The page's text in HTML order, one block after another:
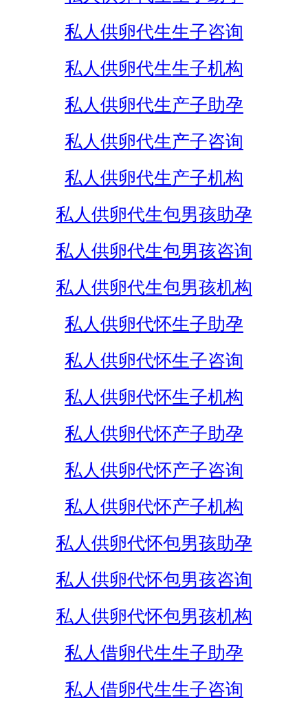
私人供卵代生生子咨询
私人供卵代生生子机构
私人供卵代生产子助孕
私人供卵代生产子咨询
私人供卵代生产子机构
私人供卵代生包男孩助孕
私人供卵代生包男孩咨询
私人供卵代生包男孩机构
私人供卵代怀生子助孕
私人供卵代怀生子咨询
私人供卵代怀生子机构
私人供卵代怀产子助孕
私人供卵代怀产子咨询
私人供卵代怀产子机构
私人供卵代怀包男孩助孕
私人供卵代怀包男孩咨询
私人供卵代怀包男孩机构
私人借卵代生生子助孕
私人借卵代生生子咨询